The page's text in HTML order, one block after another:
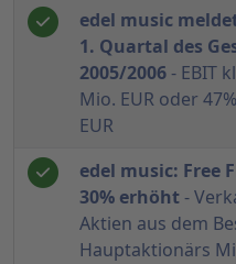
edel music
1. Quartal des
2005/2006 - EBIT
Mio. EUR oder
EUR
edel music: Free
30% erhöht-
Aktien aus dem
Hauptaktionärs